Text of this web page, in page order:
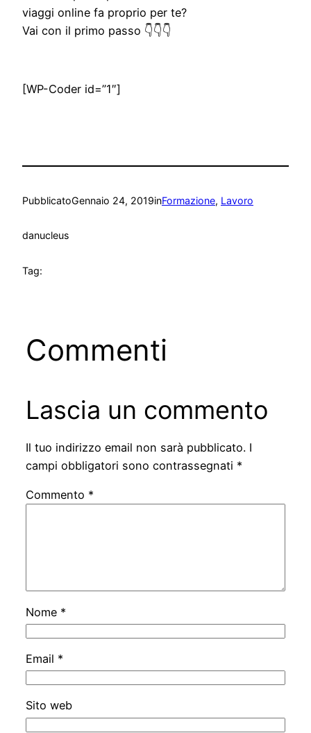
viaggi online fa proprio per te?
Vai con il primo passo 👇👇👇
[WP-Coder id=”1″]
PubblicatoGennaio 24, 2019inFormazione, Lavoro
danucleus
Tag:
Commenti
Lascia un commento
Il tuo indirizzo email non sarà pubblicato. I
campi obbligatori sono contrassegnati *
Commento *
Nome *
Email *
Sito web